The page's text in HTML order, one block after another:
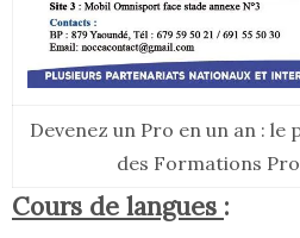
Devenez un Pro en un an : le
des Formations
Cours de langues :